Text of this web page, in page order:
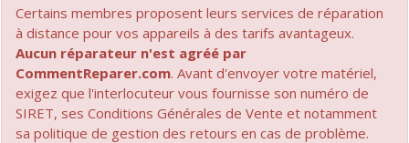
Certains membres proposent leurs services de réparation
à distance pour vos appareils à des tarifs avantageux.
Aucun réparateur n'est agréé par
CommentReparer.com. Avant d'envoyer votre matériel,
exigez que l'interlocuteur vous fournisse son numéro de
SIRET, ses Conditions Générales de Vente et notamment
sa politique de gestion des retours en cas de problème.